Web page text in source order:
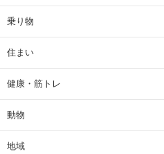
乗り物
住まい
健康・筋トレ
動物
地域